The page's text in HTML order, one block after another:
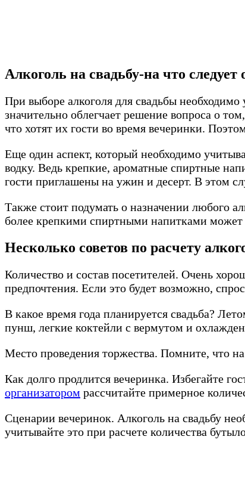
Алкоголь на свадьбу-на что
При выборе алкоголя для свадьбы
значительно облегчает решение вопроса о
что хотят их гости во время вечеринки.
Еще один аспект, который необходимо
водку. Ведь крепкие, ароматные спиртные
гости приглашены на ужин и десерт. В этом
Также стоит подумать о назначении любого
более крепкими спиртными напитками может
Несколько советов по расчету
Количество и состав посетителей. Очень
предпочтения. Если это будет возможно,
В какое время года планируется свадьба?
пунш, легкие коктейли с вермутом и
Место проведения торжества. Помните, что
Как долго продлится вечеринка. Избегайте
организатором рассчитайте примерное
Сценарии вечеринок. Алкоголь на свадьбу
учитывайте это при расчете количества